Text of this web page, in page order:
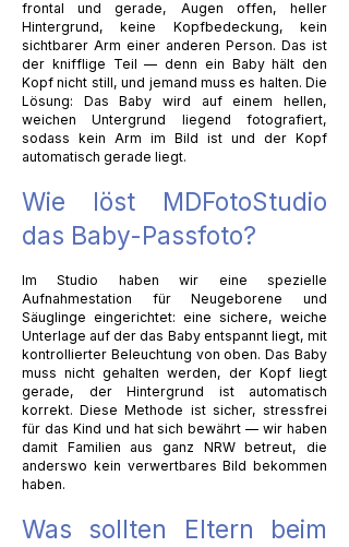
frontal und gerade, Augen offen, heller
Hintergrund, keine Kopfbedeckung, kein
sichtbarer Arm einer anderen Person. Das ist
der knifflige Teil — denn ein Baby hält den
Kopf nicht still, und jemand muss es halten. Die
Lösung: Das Baby wird auf einem hellen,
weichen Untergrund liegend fotografiert,
sodass kein Arm im Bild ist und der Kopf
automatisch gerade liegt.
Wie löst MDFotoStudio
das Baby-Passfoto?
Im Studio haben wir eine spezielle
Aufnahmestation für Neugeborene und
Säuglinge eingerichtet: eine sichere, weiche
Unterlage auf der das Baby entspannt liegt, mit
kontrollierter Beleuchtung von oben. Das Baby
muss nicht gehalten werden, der Kopf liegt
gerade, der Hintergrund ist automatisch
korrekt. Diese Methode ist sicher, stressfrei
für das Kind und hat sich bewährt — wir haben
damit Familien aus ganz NRW betreut, die
anderswo kein verwertbares Bild bekommen
haben.
Was sollten Eltern beim